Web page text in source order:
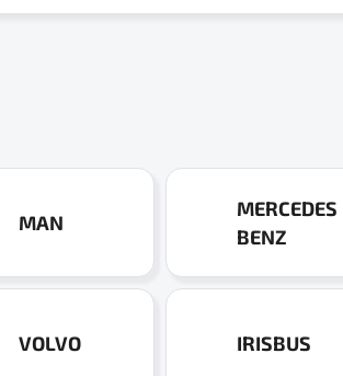
MAN
MERCEDES
BENZ
VOLVO IRISBUS